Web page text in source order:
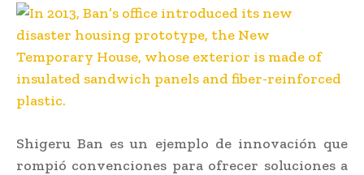
Shigeru Ban es un ejemplo de innovación que
rompió convenciones para ofrecer soluciones a